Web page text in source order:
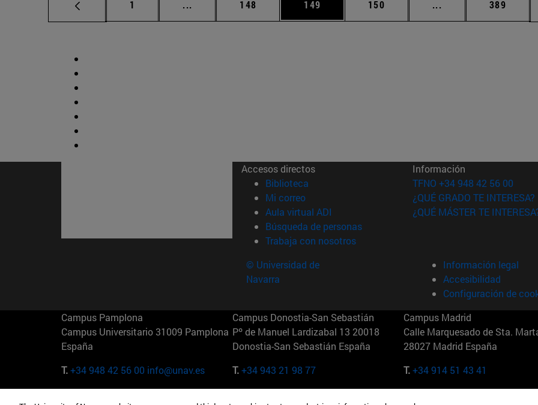
Página
1 ... Páginas intermedias Use TAB para desplazarse.
Página
148 Página
149 Página
150 ... Páginas Página
389
Accesos directos
Biblioteca (abre en nueva ventana)
Mi correo(abre en nueva ventana)
Aula virtual ADI (abre en nueva ventana)
Búsqueda de personas(abre en nueva ventana)
Trabaja con nosotros(abre en nueva ventana)
Información
TFNO +34 948 42 56 00
¿QUÉ GRADO TE INTERESA?
¿QUÉ MÁSTER TE
© Universidad de
Navarra
Información legal
Accesibilidad
Configuración de
Campus Pamplona
Campus Universitario 31009 Pamplona
España
T.+34 948 42 56 00 info@unav.es
Campus Donostia-San Sebastián
Pº de Manuel Lardizabal 13 20018
Donostia-San Sebastián España
T.+34 943 21 98 77
Campus Madrid
Calle Marquesado de Sta.
28027 Madrid España
T.+34 914 51 43 41